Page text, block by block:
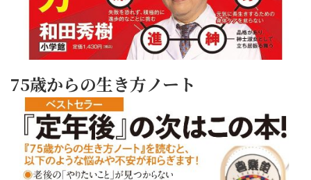
75歳からの生き方ノート